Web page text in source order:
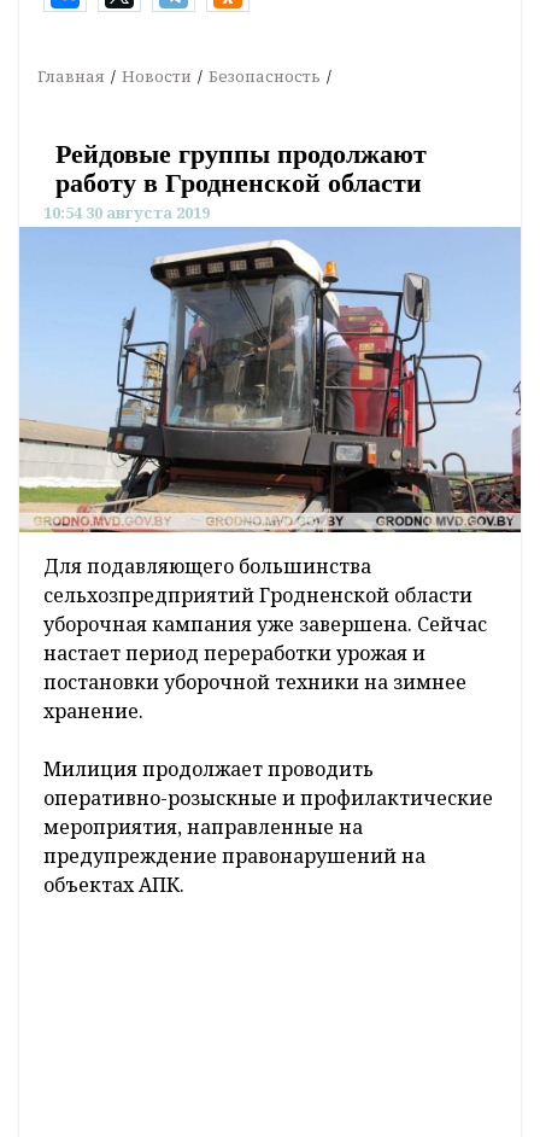
Главная Новости Безопасность
Рейдовые группы продолжают
работу в Гродненской области
10:54 30 августа 2019
Для подавляющего большинства
сельхозпредприятий Гродненской области
уборочная кампания уже завершена. Сейчас
настает период переработки урожая и
постановки уборочной техники на зимнее
хранение.
Милиция продолжает проводить
оперативно-розыскные и профилактические
мероприятия, направленные на
предупреждение правонарушений на
объектах АПК.